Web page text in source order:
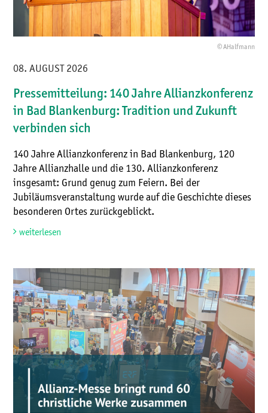
© AHalfmann
08. AUGUST 2026
Pressemitteilung: 140 Jahre Allianzkonferenz
in Bad Blankenburg: Tradition und Zukunft
verbinden sich
140 Jahre Allianzkonferenz in Bad Blankenburg, 120
Jahre Allianzhalle und die 130. Allianzkonferenz
insgesamt: Grund genug zum Feiern. Bei der
Jubiläumsveranstaltung wurde auf die Geschichte dieses
besonderen Ortes zurückgeblickt.
weiterlesen